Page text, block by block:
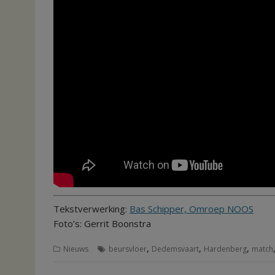
Tekstverwerking: Bas Schipper, Omroep NOOS
Foto’s: Gerrit Boonstra
Nieuws beursvloer, Dedemsvaart, Hardenberg, match,